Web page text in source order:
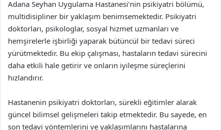
Adana Seyhan Uygulama Hastanesi’nin psikiyatri bölümü,
multidisipliner bir yaklaşım benimsemektedir. Psikiyatri
doktorları, psikologlar, sosyal hizmet uzmanları ve
hemşirelerle işbirliği yaparak bütüncül bir tedavi süreci
yürütmektedir. Bu ekip çalışması, hastaların tedavi sürecini
daha etkili hale getirir ve onların iyileşme süreçlerini
hızlandırır.
Hastanenin psikiyatri doktorları, sürekli eğitimler alarak
güncel bilimsel gelişmeleri takip etmektedir. Bu sayede, en
son tedavi yöntemlerini ve yaklaşımlarını hastalarına